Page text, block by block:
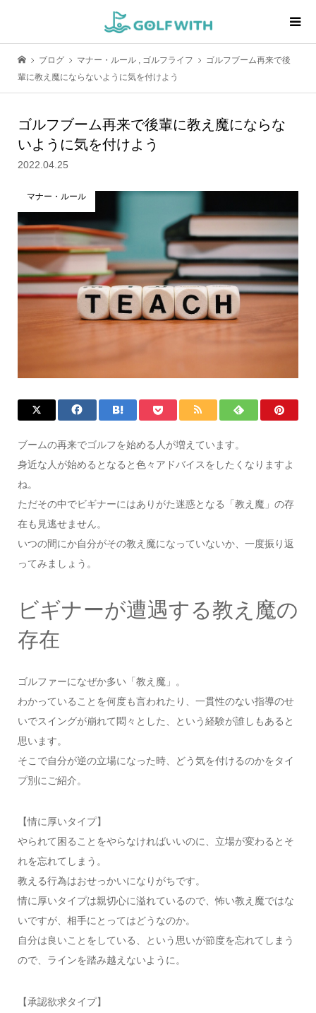
ブログ マナー・ルール , ゴルフライフ
ゴルフブーム再来で後
輩に教え魔にならないように気を付けよう
ゴルフブーム再来で後輩に教え魔にならな
いように気を付けよう
2022.04.25
マナー・ルール
ブームの再来でゴルフを始める人が増えています。
身近な人が始めるとなると色々アドバイスをしたくなりますよ
ね。
ただその中でビギナーにはありがた迷惑となる「教え魔」の存
在も見逃せません。
いつの間にか自分がその教え魔になっていないか、一度振り返
ってみましょう。
ビギナーが遭遇する教え魔の
存在
ゴルファーになぜか多い「教え魔」。
わかっていることを何度も言われたり、一貫性のない指導のせ
いでスイングが崩れて悶々とした、という経験が誰しもあると
思います。
そこで自分が逆の立場になった時、どう気を付けるのかをタイ
プ別にご紹介。
【情に厚いタイプ】
やられて困ることをやらなければいいのに、立場が変わるとそ
れを忘れてしまう。
教える行為はおせっかいになりがちです。
情に厚いタイプは親切心に溢れているので、怖い教え魔ではな
いですが、相手にとってはどうなのか。
自分は良いことをしている、という思いが節度を忘れてしまう
ので、ラインを踏み越えないように。
【承認欲求タイプ】